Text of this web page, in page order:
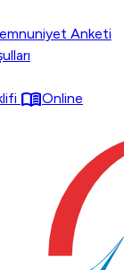
Anketi
menu_bookOnline